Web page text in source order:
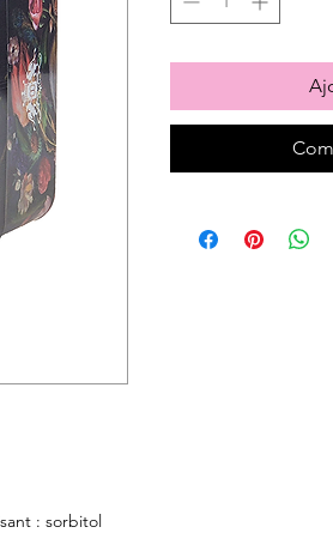
: sorbitol